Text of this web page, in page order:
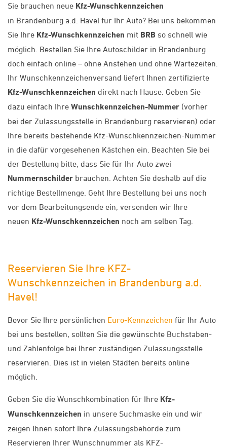
Sie brauchen neue Kfz-Wunschkennzeichen
in Brandenburg a.d. Havel für Ihr Auto? Bei uns bekommen
Sie Ihre Kfz-Wunschkennzeichen mit BRB so schnell wie
möglich. Bestellen Sie Ihre Autoschilder in Brandenburg
doch einfach online – ohne Anstehen und ohne Wartezeiten.
Ihr Wunschkennzeichenversand liefert Ihnen zertifizierte
Kfz-Wunschkennzeichen direkt nach Hause. Geben Sie
dazu einfach Ihre Wunschkennzeichen-Nummer (vorher
bei der Zulassungsstelle in Brandenburg reservieren) oder
Ihre bereits bestehende Kfz-Wunschkennzeichen-Nummer
in die dafür vorgesehenen Kästchen ein. Beachten Sie bei
der Bestellung bitte, dass Sie für Ihr Auto zwei
Nummernschilder brauchen. Achten Sie deshalb auf die
richtige Bestellmenge. Geht Ihre Bestellung bei uns noch
vor dem Bearbeitungsende ein, versenden wir Ihre
neuen Kfz-Wunschkennzeichen noch am selben Tag.
Reservieren Sie Ihre KFZ-
Wunschkennzeichen in Brandenburg a.d.
Havel!
Bevor Sie Ihre persönlichen Euro-Kennzeichen für Ihr Auto
bei uns bestellen, sollten Sie die gewünschte Buchstaben-
und Zahlenfolge bei Ihrer zuständigen Zulassungsstelle
reservieren. Dies ist in vielen Städten bereits online
möglich.
Geben Sie die Wunschkombination für Ihre Kfz-
Wunschkennzeichen in unsere Suchmaske ein und wir
zeigen Ihnen sofort Ihre Zulassungsbehörde zum
Reservieren Ihrer Wunschnummer als KFZ-